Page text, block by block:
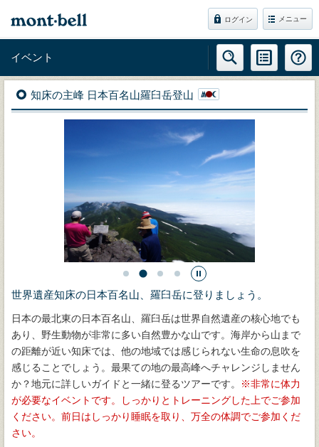
ログイン メニュー
イベント
知床の主峰 日本百名山羅臼岳登山
世界遺産知床の日本百名山、羅臼岳に登りましょう。
日本の最北東の日本百名山、羅臼岳は世界自然遺産の核心地でも
あり、野生動物が非常に多い自然豊かな山です。海岸から山まで
の距離が近い知床では、他の地域では感じられない生命の息吹を
感じることでしょう。最果ての地の最高峰へチャレンジしません
か？地元に詳しいガイドと一緒に登るツアーです。
非常に体力
が必要なイベントです。しっかりとトレーニングした上でご参加
ください。前日はしっかり睡眠を取り、万全の体調でご参加くだ
さい。